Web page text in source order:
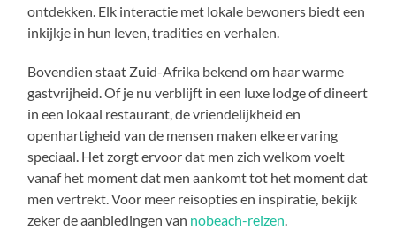
ontdekken. Elk interactie met lokale bewoners biedt een
inkijkje in hun leven, tradities en verhalen.
Bovendien staat Zuid-Afrika bekend om haar warme
gastvrijheid. Of je nu verblijft in een luxe lodge of dineert
in een lokaal restaurant, de vriendelijkheid en
openhartigheid van de mensen maken elke ervaring
speciaal. Het zorgt ervoor dat men zich welkom voelt
vanaf het moment dat men aankomt tot het moment dat
men vertrekt. Voor meer reisopties en inspiratie, bekijk
zeker de aanbiedingen van nobeach-reizen.